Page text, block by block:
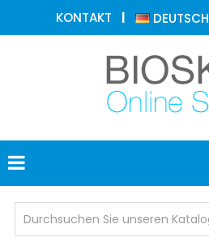
KONTAKT DEUTSCH
ÄSTHETISCHE
MEDIZIN
DERMATOLOGIE
PHOTOTHERAPIE
MEDIZINISCH
INDIVIDUEL
SCHUTZ